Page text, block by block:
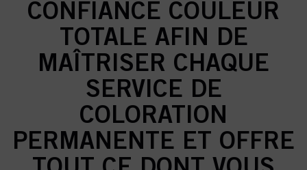
CONFIANCE COULEUR
TOTALE AFIN DE
MAÎTRISER CHAQUE
SERVICE DE
COLORATION
PERMANENTE ET OFFRE